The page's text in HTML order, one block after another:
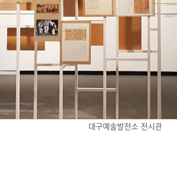
대구예술발전소 전시관